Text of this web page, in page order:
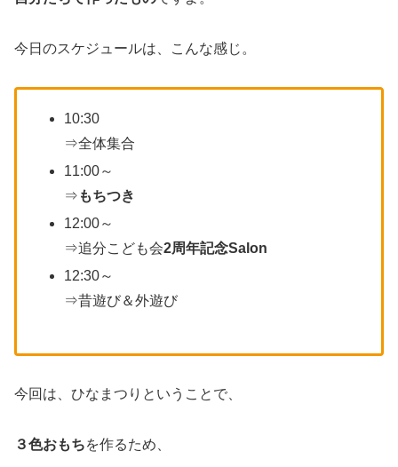
今日のスケジュールは、こんな感じ。
10:30
⇒全体集合
11:00～
⇒ もちつき
12:00～
⇒追分こども会2周年記念Salon
12:30～
⇒昔遊び＆外遊び
今回は、ひなまつりということで、
３色おもちを作るため、